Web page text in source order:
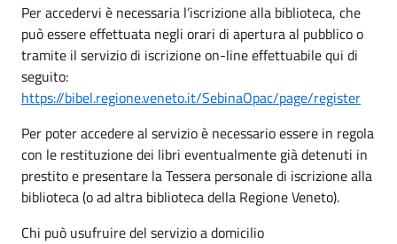
Per accedervi è necessaria l’iscrizione alla biblioteca, che
può essere effettuata negli orari di apertura al pubblico o
tramite il servizio di iscrizione on-line effettuabile qui di
seguito:
https://bibel.regione.veneto.it/SebinaOpac/page/register
Per poter accedere al servizio è necessario essere in regola
con le restituzione dei libri eventualmente già detenuti in
prestito e presentare la Tessera personale di iscrizione alla
biblioteca (o ad altra biblioteca della Regione Veneto).
Chi può usufruire del servizio a domicilio